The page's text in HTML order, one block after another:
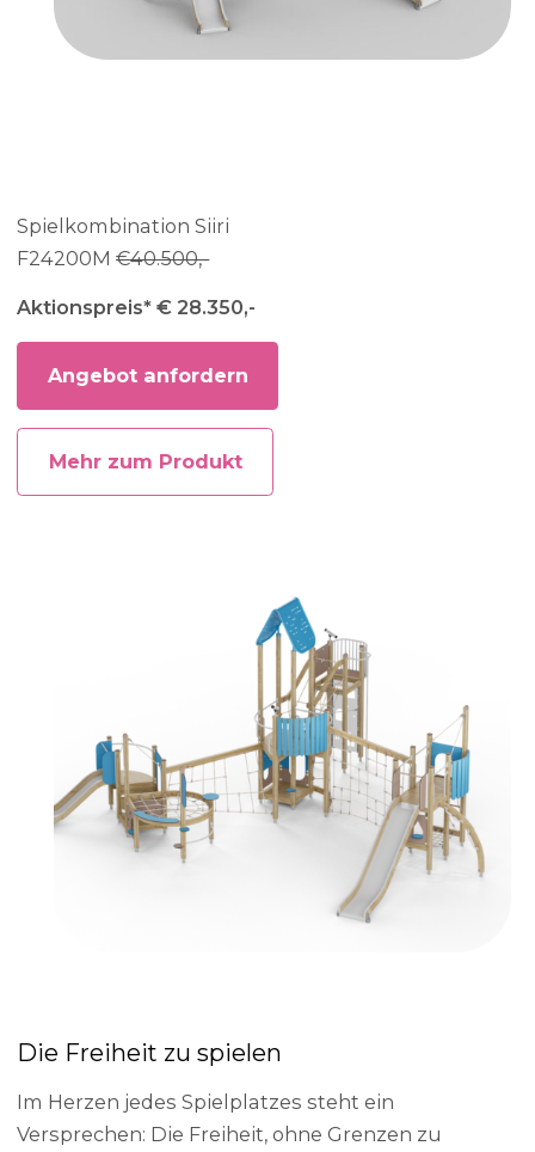
Spielkombination Siiri
F24200M€40.500,-
Aktionspreis* € 28.350,-
Angebot anfordern
Mehr zum Produkt
Die Freiheit zu spielen
Im Herzen jedes Spielplatzes steht ein
Versprechen: Die Freiheit, ohne Grenzen zu